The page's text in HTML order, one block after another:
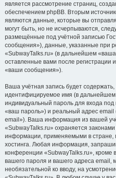
является рассмотрение страниц,
обеспечением phpBB. Вторым
являются данные, которые вы
могут быть, но не исчерпываются,
размещённые под учётной записью
сообщения»), данные, указанные при
«SubwayTalks.ru» (в дальнейшем
оставленные вами после регистрации
«ваши сообщения»).
Ваша учётная запись будет
идентифицируемое имя (в
индивидуальный пароль для входа
«ваш пароль») и реальный адрес
email»). Ваша информация из вашей
«SubwayTalks.ru» охраняется
информации, применяемыми в стране,
хостинга. Любая информация,
конференции «SubwayTalks.ru», кроме
вашего пароля и вашего адреса email,
необязательной ко вводу, на